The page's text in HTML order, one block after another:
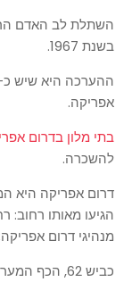
השתלת לב האדם
בשנת 1967.
אפריקה.
בתי מלון בדרום
להשכרה.
דרום אפריקה היא
הגיעו מאותו רחוב:
מנהיגי דרום